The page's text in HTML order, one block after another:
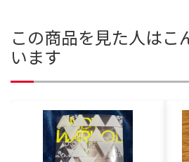
この商品を見た人はこ
います